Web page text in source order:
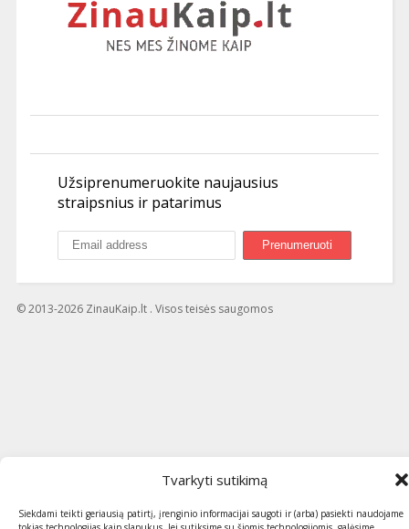
Tvarkyti sutikimą
Siekdami teikti geriausią patirtį, įrenginio informacijai saugoti ir (arba) pasiekti naudojame
Užsiprenumeruokite naujausius
straipsnius ir patarimus
© 2013-2026 ZinauKaip.lt . Visos teisės saugomos